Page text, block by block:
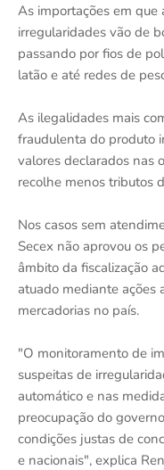
As importações em que
irregularidades vão de
passando por fios de
latão e até redes de
As ilegalidades mais
fraudulenta do produto
valores declarados nas
recolhe menos tributos
Nos casos sem
Secex não aprovou os
âmbito da fiscalização
atuado mediante ações
mercadorias no país.
"O monitoramento de
suspeitas de
automático e nas
preocupação do
condições justas de
e nacionais", explica